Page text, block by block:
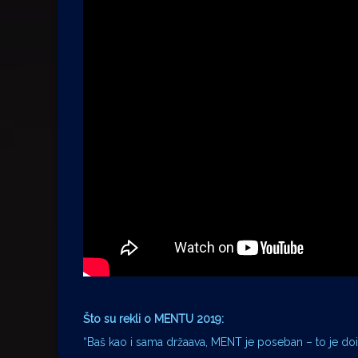
Što su rekli o MENTU 2019:
“Baš kao i sama držaava, MENT je poseban – to je